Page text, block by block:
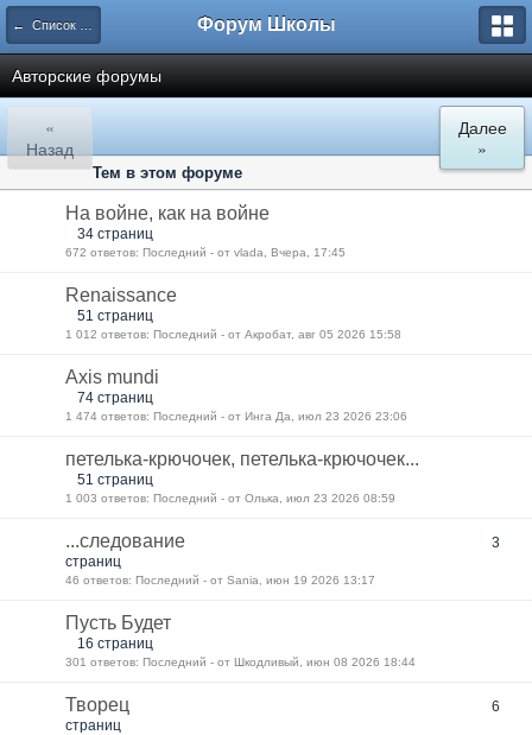
← Список категорий Форум Школы
Авторские форумы
«
Назад
Далее
»
Тем в этом форуме
На войне, как на войне
34 страниц
672 ответов: Последний - от vlada, Вчера, 17:45
Renaissance
51 страниц
1 012 ответов: Последний - от Акробат, авг 05 2026 15:58
Axis mundi
74 страниц
1 474 ответов: Последний - от Инга Да, июл 23 2026 23:06
петелька-крючочек, петелька-крючочек...
51 страниц
1 003 ответов: Последний - от Олька, июл 23 2026 08:59
...следование
3
страниц
46 ответов: Последний - от Sania, июн 19 2026 13:17
Пусть Будет
16 страниц
301 ответов: Последний - от Шкодливый, июн 08 2026 18:44
Творец
6
страниц